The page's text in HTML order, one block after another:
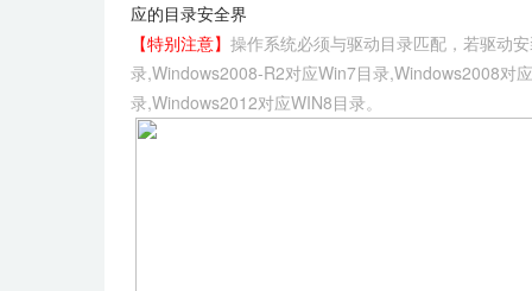
应的目录安全界
【特别注意】 操作系统必须与驱动目录匹配，若驱动
录,Windows2008-R2对应Win7目录,Windows2008对
录,Windows2012对应WIN8目录。